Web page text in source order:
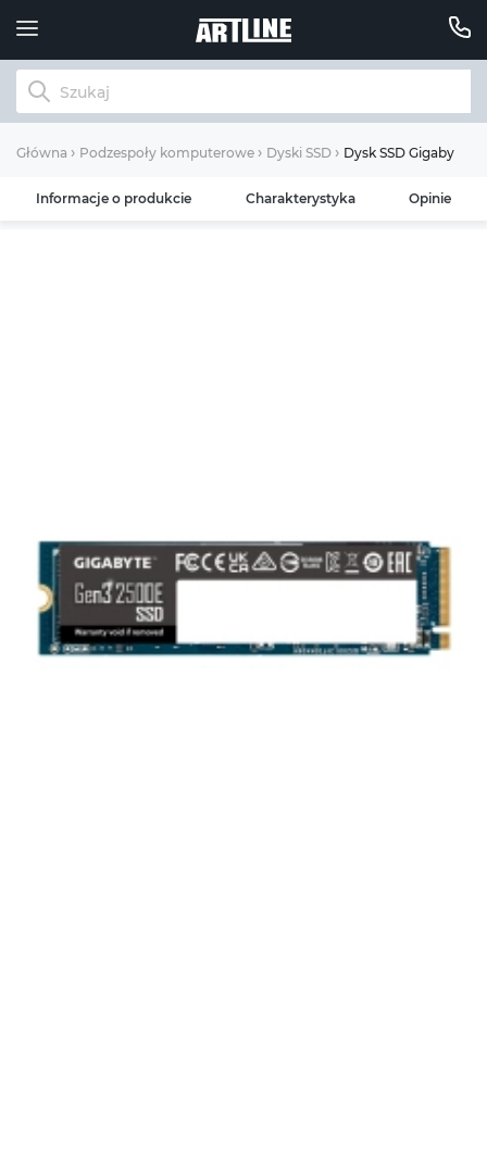
Główna Podzespoły komputerowe Dyski SSD Dysk SSD Gigabyte
Informacje o produkcie Charakterystyka Opinie